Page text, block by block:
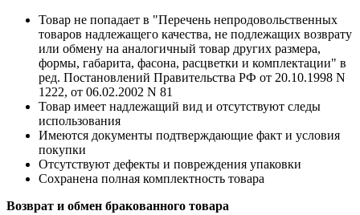
Товар не попадает в "Перечень непродовольственных
товаров надлежащего качества, не подлежащих возврату
или обмену на аналогичный товар других размера,
формы, габарита, фасона, расцветки и комплектации" в
ред. Постановлений Правительства РФ от 20.10.1998 N
1222, от 06.02.2002 N 81
Товар имеет надлежащий вид и отсутствуют следы
использования
Имеются документы подтверждающие факт и условия
покупки
Отсутствуют дефекты и повреждения упаковки
Сохранена полная комплектность товара
Возврат и обмен бракованного товара